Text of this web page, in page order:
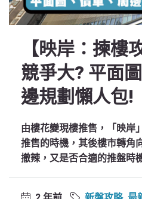
【映岸：揀樓
競爭大? 平面
邊規劃懶人包!
由樓花變現樓推售，「映岸
推售的時機，其後樓市轉角
撤辣，又是否合適的推盤時